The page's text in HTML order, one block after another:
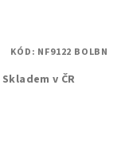
Skladem v ČR
KÓD: NF9122 BOLBN